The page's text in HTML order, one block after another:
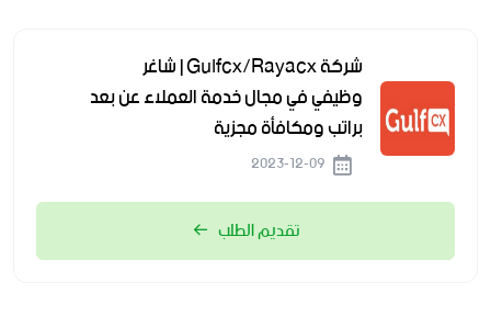
شركة Gulfcx/Rayacx | شاغر
وظيفي في مجال خدمة العملاء عن بعد
براتب ومكافأة مجزية
تقديم الطلب